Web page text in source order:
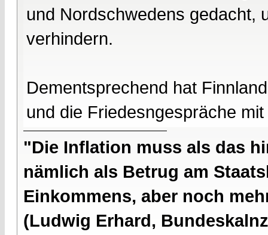
und Nordschwedens gedacht,
verhindern.
Dementsprechend hat
und die Friedesngespräche
"Die Inflation muss als das
nämlich als Betrug am
Einkommens, aber noch
(Ludwig Erhard,